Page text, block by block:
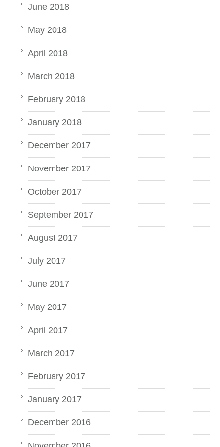
June 2018
May 2018
April 2018
March 2018
February 2018
January 2018
December 2017
November 2017
October 2017
September 2017
August 2017
July 2017
June 2017
May 2017
April 2017
March 2017
February 2017
January 2017
December 2016